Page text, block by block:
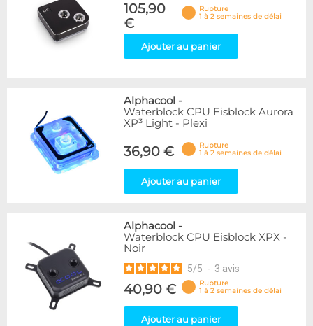
105,90
€
Rupture
1 à 2 semaines de délai
Ajouter au panier
Alphacool -
Waterblock CPU Eisblock Aurora
XP³ Light - Plexi
36,90 €
Rupture
1 à 2 semaines de délai
Ajouter au panier
Alphacool -
Waterblock CPU Eisblock XPX -
Noir
5/5 - 3 avis
40,90 €
Rupture
1 à 2 semaines de délai
Ajouter au panier